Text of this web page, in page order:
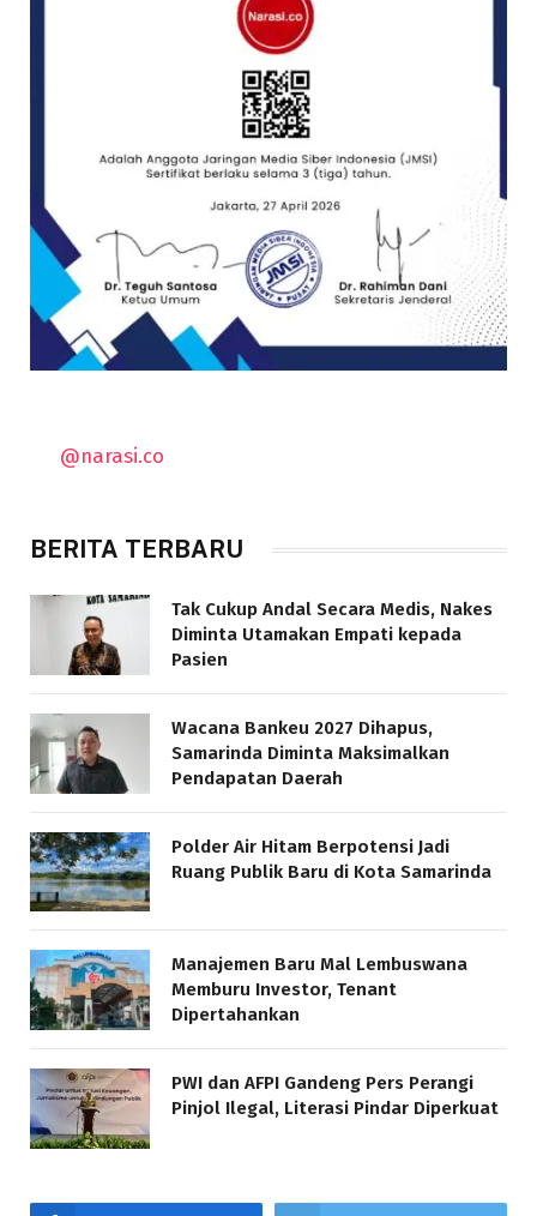
@narasi.co
BERITA TERBARU
Tak Cukup Andal Secara Medis, Nakes
Diminta Utamakan Empati kepada
Pasien
Wacana Bankeu 2027 Dihapus,
Samarinda Diminta Maksimalkan
Pendapatan Daerah
Polder Air Hitam Berpotensi Jadi
Ruang Publik Baru di Kota Samarinda
Manajemen Baru Mal Lembuswana
Memburu Investor, Tenant
Dipertahankan
PWI dan AFPI Gandeng Pers Perangi
Pinjol Ilegal, Literasi Pindar Diperkuat